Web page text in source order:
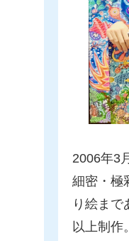
2006年3
細密・極
り絵まで
以上制作